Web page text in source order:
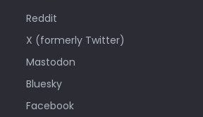
Reddit
X (formerly Twitter)
Mastodon
Bluesky
Facebook